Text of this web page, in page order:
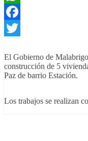
WhatsApp
Facebook
El Gobierno de
construcción de 5
Paz de barrio Estación.
Los trabajos se realizan